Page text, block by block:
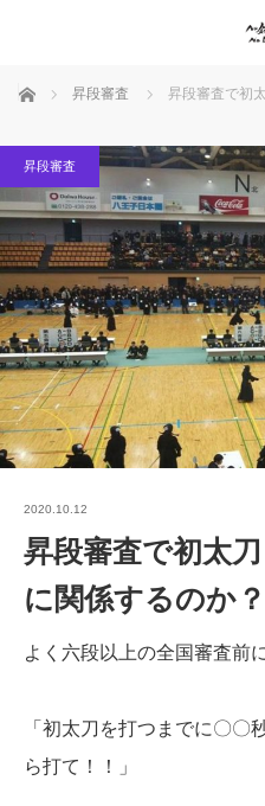
ホーム 昇段審査 昇段審査で初
昇段審査
2020.10.12
昇段審査で初太
に関係するのか？
よく六段以上の全国審査前
「初太刀を打つまでに〇〇
ら打て！！」